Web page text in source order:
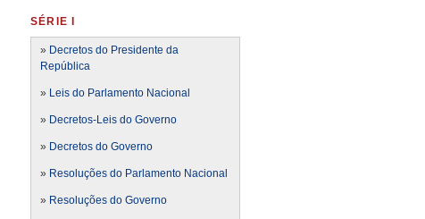
SÉRIE I
» Decretos do Presidente da
República
» Leis do Parlamento Nacional
» Decretos-Leis do Governo
» Decretos do Governo
» Resoluções do Parlamento Nacional
» Resoluções do Governo